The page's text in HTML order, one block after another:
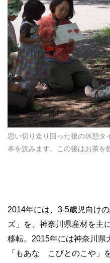
思い切り走り回った後の休憩タ
本を読みます。この後はお茶を
2014年には、3-5歳児向け
ズ」を、神奈川県産材を主
移転。2015年には神奈川県
「もあな こびとのこや」